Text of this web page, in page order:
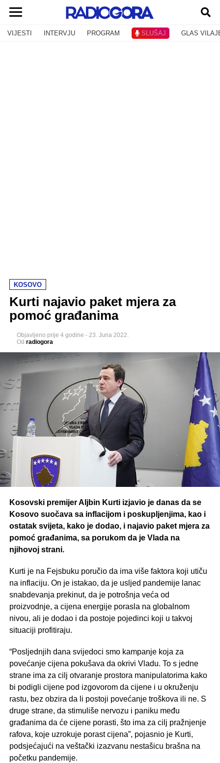
VIJESTI INTERVJU PROGRAM SLUŠAJ GLAS
KOSOVO
Kurti najavio paket mjera za
pomoć građanima
Objavljeno prije 4 godine - 23. Juna 2022.
Od radiogora
Kosovski premijer Aljbin Kurti izjavio je danas da se
Kosovo suočava sa inflacijom i poskupljenjima, kao i
ostatak svijeta, kako je dodao, i najavio paket mjera za
pomoć građanima, sa porukom da je Vlada na
njihovoj strani.
Kurti je na Fejsbuku poručio da ima više faktora koji utiču
na inflaciju. On je istakao, da je usljed pandemije lanac
snabdevanja prekinut, da je potrošnja veća od
proizvodnje, a cijena energije porasla na globalnom
nivou, ali je dodao i da postoje pojedinci koji u takvoj
situaciji profitiraju.
“Posljednjih dana svijedoci smo kampanje koja za
povećanje cijena pokušava da okrivi Vladu. To s jedne
strane ima za cilj otvaranje prostora manipulatorima kako
bi podigli cijene pod izgovorom da cijene i u okruženju
rastu, bez obzira da li postoji povećanje troškova ili ne. S
druge strane, da stimuliše nervozu i paniku među
građanima da će cijene porasti, što ima za cilj pražnjenje
rafova, koje uzrokuje porast cijena”, pojasnio je Kurti,
podsjećajući na veštački izazvanu nestašicu brašna na
početku pandemije.